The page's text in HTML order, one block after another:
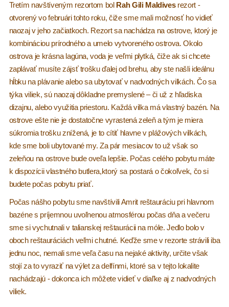
Tretím navštíveným rezortom bol Rah Gili Maldivesrezort -
otvorený vo februári tohto roku, čiže sme mali možnosť ho vidieť
naozaj v jeho začiatkoch. Rezort sa nachádza na ostrove, ktorý je
kombináciou prírodného a umelo vytvoreného ostrova. Okolo
ostrova je krásna lagúna, voda je veľmi plytká, čiže ak si chcete
zaplávať musíte zájsť trošku ďalej od brehu, aby ste našli ideálnu
hĺbku na plávanie alebo sa ubytovať v nadvodných vilkách. Čo sa
týka viliek, sú naozaj dôkladne premyslené – či už z hľadiska
dizajnu, alebo využitia priestoru. Každá vilka má vlastný bazén. Na
ostrove ešte nie je dostatočne vyrastená zeleň a tým je miera
súkromia trošku znížená, je to cítiť hlavne v plážových vilkách,
kde sme boli ubytované my. Za pár mesiacov to už však so
zeleňou na ostrove bude oveľa lepšie. Počas celého pobytu máte
k dispozícii vlastného butlera,ktorý sa postará o čokoľvek, čo si
budete počas pobytu priať.
Počas nášho pobytu sme navštívili Amrit reštauráciu pri hlavnom
bazéne s príjemnou uvoľnenou atmosférou počas dňa a večeru
sme si vychutnali v talianskej reštaurácii na móle. Jedlo bolo v
oboch reštauráciách veľmi chutné. Keďže sme v rezorte strávili iba
jednu noc, nemali sme veľa času na nejaké aktivity, určite však
stojí za to vyraziť na výlet za delfínmi, ktoré sa v tejto lokalite
nachádzajú - dokonca ich môžete vidieť v diaľke aj z nadvodných
viliek.